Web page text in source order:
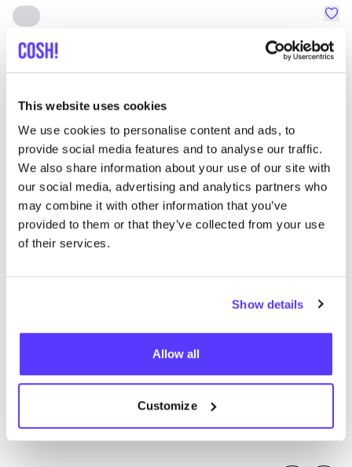
This website uses cookies
We use cookies to personalise content and ads, to
provide social media features and to analyse our traffic.
We also share information about your use of our site with
our social media, advertising and analytics partners who
may combine it with other information that you’ve
provided to them or that they’ve collected from your use
of their services.
Show details
Allow all
Customize
SNURK
Kleidung Schlafanzüge 1+